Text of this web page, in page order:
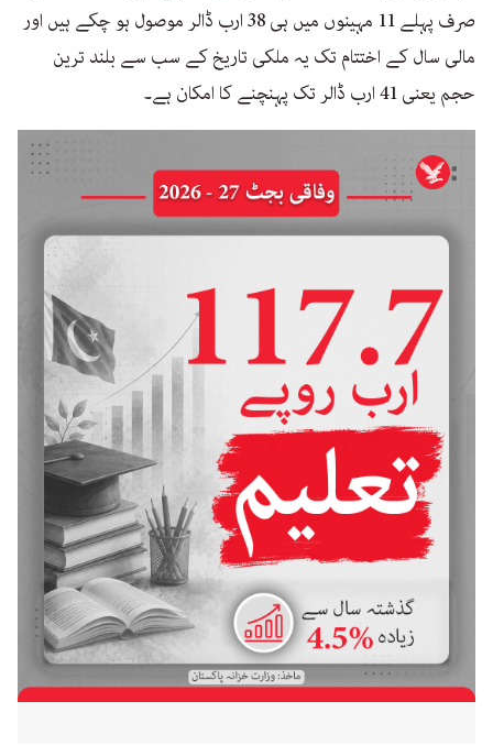
صرف پہلے 11 مہینوں میں ہی 38 ارب ڈالر موصول ہو چکے ہیں اور
مالی سال کے اختتام تک یہ ملکی تاریخ کے سب سے بلند ترین
حجم یعنی 41 ارب ڈالر تک پہنچنے کا امکان ہے۔